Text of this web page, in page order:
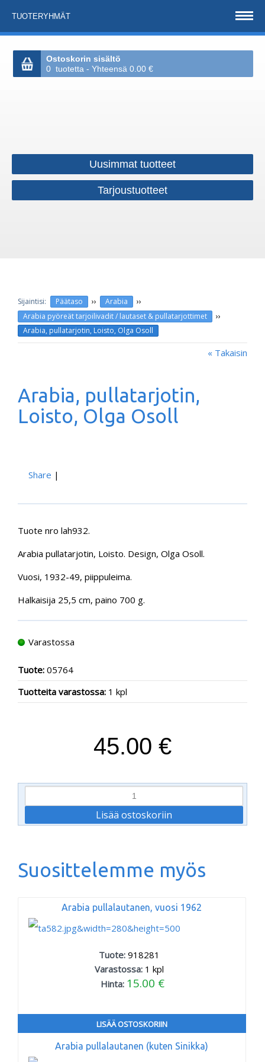
TUOTERYHMÄT
Ostoskorin sisältö
0 tuotetta - Yhteensä 0.00 €
Uusimmat tuotteet
Tarjoustuotteet
Päätaso ›› Arabia ››
Arabia pyöreät tarjoilivadit / lautaset & pullatarjottimet ››
Arabia, pullatarjotin, Loisto, Olga Osoll
« Takaisin
Arabia, pullatarjotin,
Loisto, Olga Osoll
Share |
Tuote nro lah932.
Arabia pullatarjotin, Loisto. Design, Olga Osoll.
Vuosi, 1932-49, piippuleima.
Halkaisija 25,5 cm, paino 700 g.
Varastossa
Tuote: 05764
Tuotteita varastossa: 1 kpl
45.00 €
Suosittelemme myös
Arabia pullalautanen, vuosi 1962
Tuote: 918281
Varastossa: 1 kpl
Hinta: 15.00 €
LISÄÄ OSTOSKORIIN
Arabia pullalautanen (kuten Sinikka)